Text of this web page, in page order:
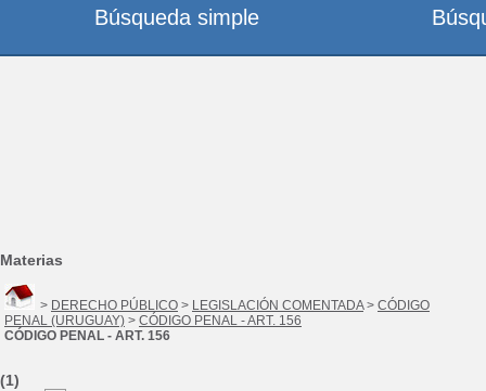
Materias
> DERECHO PÚBLICO > LEGISLACIÓN COMENTADA> CÓDIGO
PENAL (URUGUAY) > CÓDIGO PENAL - ART. 156
CÓDIGO PENAL - ART. 156
(1)
Búsqueda simple